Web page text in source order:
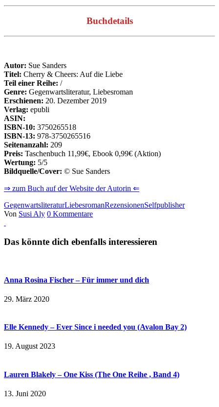
Buchdetails
Autor: Sue Sanders
Titel: Cherry & Cheers: Auf die Liebe
Teil einer Reihe: /
Genre: Gegenwartsliteratur, Liebesroman
Erschienen: 20. Dezember 2019
Verlag: epubli
ASIN:
ISBN-10: 3750265518
ISBN-13: 978-3750265516
Seitenanzahl: 209
Preis: Taschenbuch 11,99€, Ebook 0,99€ (Aktion)
Wertung: 5/5
Bildquelle/Cover: © Sue Sanders
⇒ zum Buch auf der Website der Autorin ⇐
GegenwartsliteraturLiebesromanRezensionenSelfpublisher
Von Susi Aly 0 Kommentare
Das könnte dich ebenfalls interessieren
Anna Rosina Fischer – Für immer und dich
29. März 2020
Elle Kennedy – Ever Since i needed you (Avalon Bay 2)
19. August 2023
Lauren Blakely – One Kiss (The One Reihe , Band 4)
13. Juni 2020